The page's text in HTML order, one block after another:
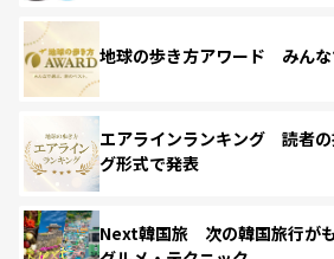
地球の歩き方アワード みんな
エアラインランキング 読者
グ形式で発表
Next韓国旅 次の韓国旅行が